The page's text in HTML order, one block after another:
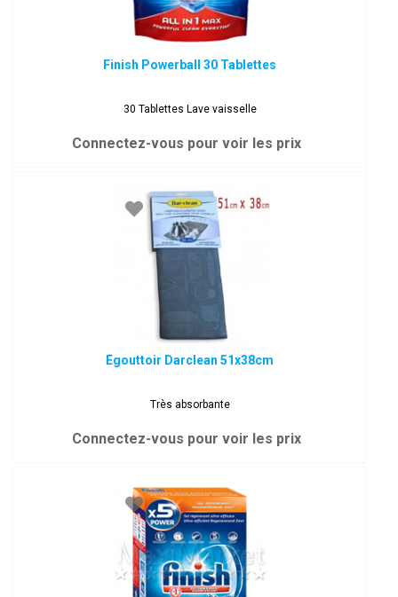
Finish Powerball 30 Tablettes
30 Tablettes Lave vaisselle
Connectez-vous pour voir les prix
Égouttoir Darclean 51x38cm
Très absorbante
Connectez-vous pour voir les prix